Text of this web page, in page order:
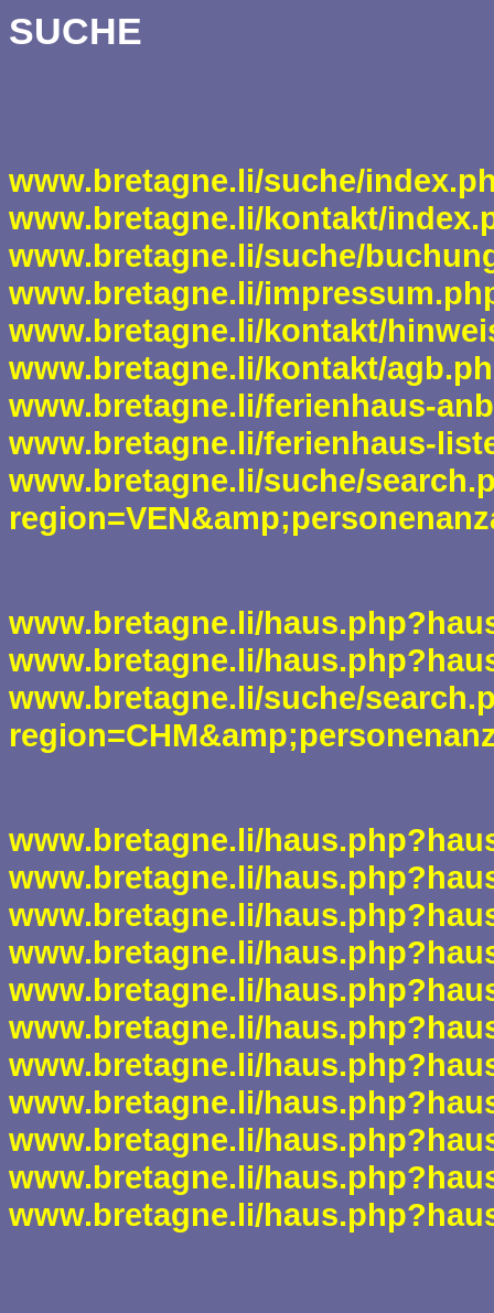
SUCHE
www.bretagne.li/suche/
www.bretagne.li/kontakt/
www.bretagne.li/suche/
www.bretagne.li/
www.bretagne.li/kontakt/
www.bretagne.li/kontakt/
www.bretagne.li/ferienhaus-
www.bretagne.li/ferienhaus-
www.bretagne.li/suche/
www.bretagne.li/
www.bretagne.li/
www.bretagne.li/suche/
www.bretagne.li/
www.bretagne.li/
www.bretagne.li/
www.bretagne.li/
www.bretagne.li/
www.bretagne.li/
www.bretagne.li/
www.bretagne.li/
www.bretagne.li/
www.bretagne.li/
www.bretagne.li/